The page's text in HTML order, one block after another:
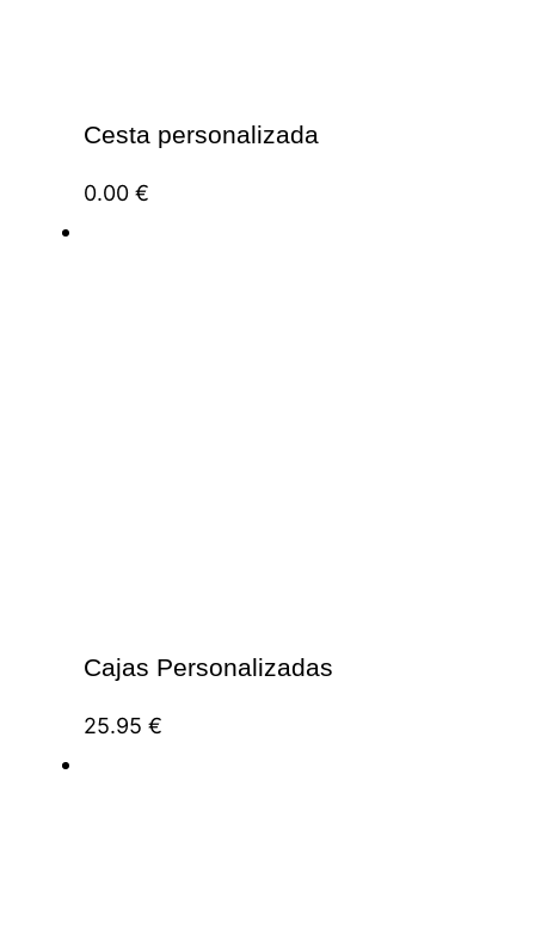
Cesta personalizada
0.00 €
Cajas Personalizadas
25.95 €